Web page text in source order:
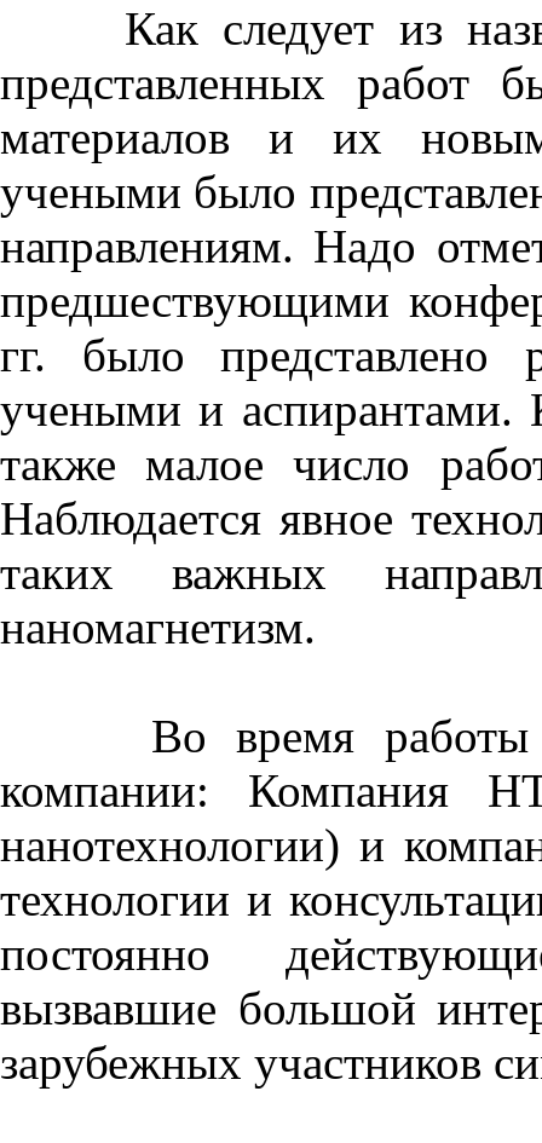
Как следует из
представленных работ
материалов и их
учеными было
направлениям. Надо
предшествующими
гг. было представлено
учеными и аспирантами.
также малое число
Наблюдается явное
таких важных
наномагнетизм.
Во время работы
компании: Компания
нанотехнологии) и
технологии и
постоянно
вызвавшие большой
зарубежных участников